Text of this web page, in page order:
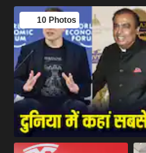
10 Photos